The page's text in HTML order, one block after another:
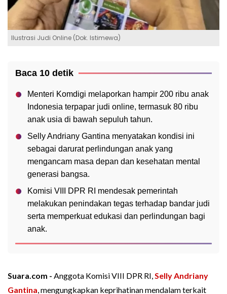
Ilustrasi Judi Online (Dok. Istimewa)
Baca 10 detik
Menteri Komdigi melaporkan hampir 200 ribu anak
Indonesia terpapar judi online, termasuk 80 ribu
anak usia di bawah sepuluh tahun.
Selly Andriany Gantina menyatakan kondisi ini
sebagai darurat perlindungan anak yang
mengancam masa depan dan kesehatan mental
generasi bangsa.
Komisi VIII DPR RI mendesak pemerintah
melakukan penindakan tegas terhadap bandar judi
serta memperkuat edukasi dan perlindungan bagi
anak.
Suara.com - Anggota Komisi VIII DPR RI,Selly Andriany
Gantina, mengungkapkan keprihatinan mendalam terkait